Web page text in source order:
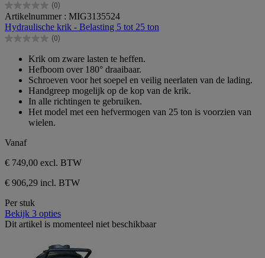
(0)
0.0
van
de
5
Artikelnummer : MIG3135524
Hydraulische krik - Belasting 5 tot 25 ton
(0)
0.0
sterren.
Krik om zware lasten te heffen.
Hefboom over 180° draaibaar.
Schroeven voor het soepel en veilig neerlaten van de lading.
Handgreep mogelijk op de kop van de krik.
In alle richtingen te gebruiken.
Het model met een hefvermogen van 25 ton is voorzien van
wielen.
Vanaf
€ 749,00 excl. BTW
€ 906,29 incl. BTW
Per stuk
Bekijk 3 opties
Dit artikel is momenteel niet beschikbaar